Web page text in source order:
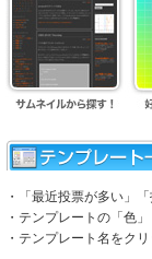
・「最近投票が多い」
・テンプレートの「色
・テンプレート名をク